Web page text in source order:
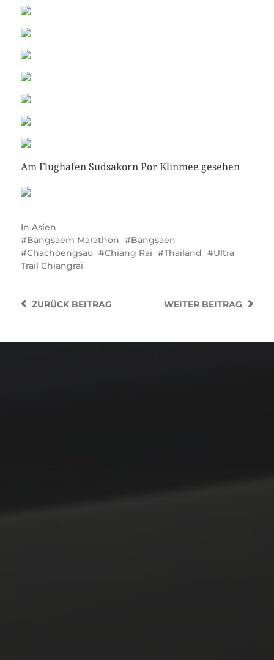
Am Flughafen Sudsakorn Por Klinmee gesehen
In Asien
Bangsaem Marathon
Bangsaen
Chachoengsau
Chiang Rai Thailand
Ultra
Trail Chiangrai
WEITER BEITRAG
ZURÜCKBEITRAG